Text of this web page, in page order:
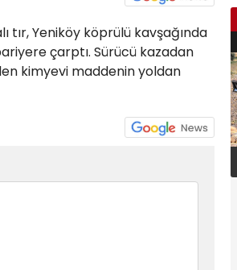
tır, Yeniköy köprülü kavşağında
çarptı. Sürücü kazadan
kimyevi maddenin yoldan